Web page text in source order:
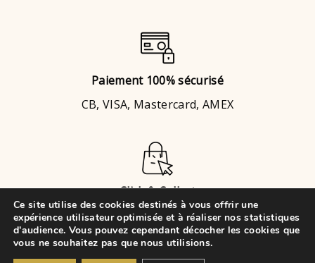
Paiement 100% sécurisé
CB, VISA, Mastercard, AMEX
Click & Collect
BrignaisouChaponost
Ce site utilise des cookies destinés à vous offrir une
expérience utilisateur optimisée et à réaliser nos statistiques
d'audience. Vous pouvez cependant décocher les cookies que
vous ne souhaitez pas que nous utilisions.